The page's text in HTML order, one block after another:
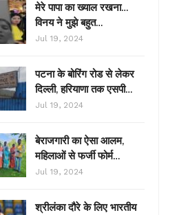
मेरे पापा का ख्याल रखना…
विनय ने मुझे बहुत…
Jul 19, 2024
पटना के बोरिंग रोड से लेकर
दिल्ली, हरियाणा तक एसपी…
Jul 19, 2024
बेराजगारी का ऐसा आलम,
महिलाओं से फर्जी फोर्म…
Jul 19, 2024
श्रीलंका दौरे के लिए भारतीय